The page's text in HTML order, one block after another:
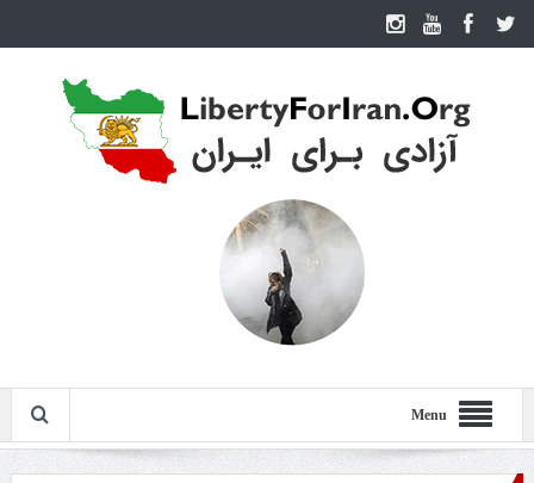
Menu